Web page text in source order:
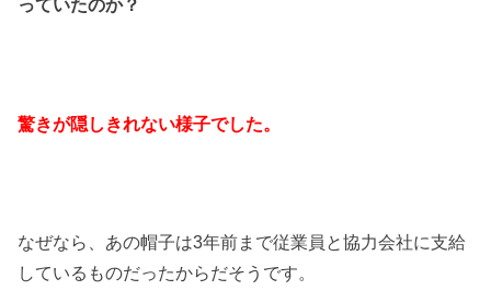
っていたのか？
驚きが隠しきれない様子でした。
なぜなら、あの帽子は3年前まで従業員と協力会社に支給
しているものだったからだそうです。